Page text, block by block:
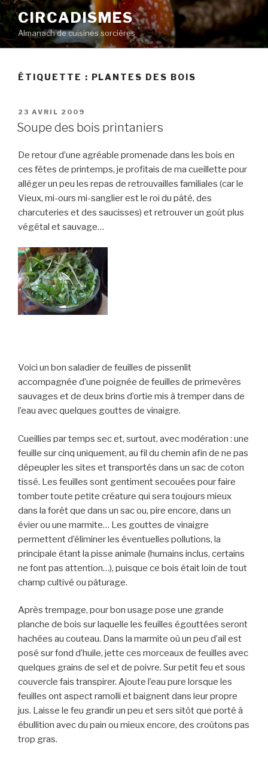
Aller
au
contenu
principal
CIRCADISMES
Almanach de cuisines sorcières
ÉTIQUETTE : PLANTES DES BOIS
PUBLIÉ
LE
23 AVRIL 2009
Soupe des bois printaniers
De retour d’une agréable promenade dans les bois en
ces fêtes de printemps, je profitais de ma cueillette pour
alléger un peu les repas de retrouvailles familiales (car le
Vieux, mi-ours mi-sanglier est le roi du pâté, des
charcuteries et des saucisses) et retrouver un goût plus
végétal et sauvage…
Voici un bon saladier de feuilles de pissenlit
accompagnée d’une poignée de feuilles de primevères
sauvages et de deux brins d’ortie mis à tremper dans de
l’eau avec quelques gouttes de vinaigre.
Cueillies par temps sec et, surtout, avec modération : une
feuille sur cinq uniquement, au fil du chemin afin de ne pas
dépeupler les sites et transportés dans un sac de coton
tissé. Les feuilles sont gentiment secouées pour faire
tomber toute petite créature qui sera toujours mieux
dans la forêt que dans un sac ou, pire encore, dans un
évier ou une marmite… Les gouttes de vinaigre
permettent d’éliminer les éventuelles pollutions, la
principale étant la pisse animale (humains inclus, certains
ne font pas attention…), puisque ce bois était loin de tout
champ cultivé ou pâturage.
Après trempage, pour bon usage pose une grande
planche de bois sur laquelle les feuilles égouttées seront
hachées au couteau. Dans la marmite où un peu d’ail est
posé sur fond d’huile, jette ces morceaux de feuilles avec
quelques grains de sel et de poivre. Sur petit feu et sous
couvercle fais transpirer. Ajoute l’eau pure lorsque les
feuilles ont aspect ramolli et baignent dans leur propre
jus. Laisse le feu grandir un peu et sers sitôt que porté à
ébullition avec du pain ou mieux encore, des croûtons pas
trop gras.